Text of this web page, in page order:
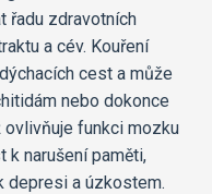
řadu zdravotních
a cév. Kouření
cest a může
nebo dokonce
ovlivňuje funkci mozku
k narušení paměti,
depresi a úzkostem.